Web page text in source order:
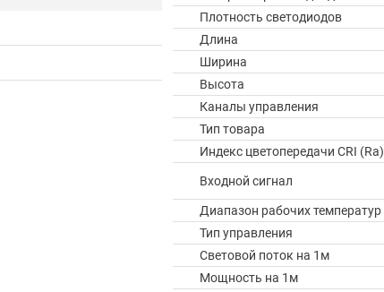
Плотность светодиодов
Длина
Ширина
Высота
Каналы управления
Тип товара
Индекс цветопередачи CRI (Ra)
Входной сигнал
Диапазон рабочих температур
Тип управления
Световой поток на 1м
Мощность на 1м